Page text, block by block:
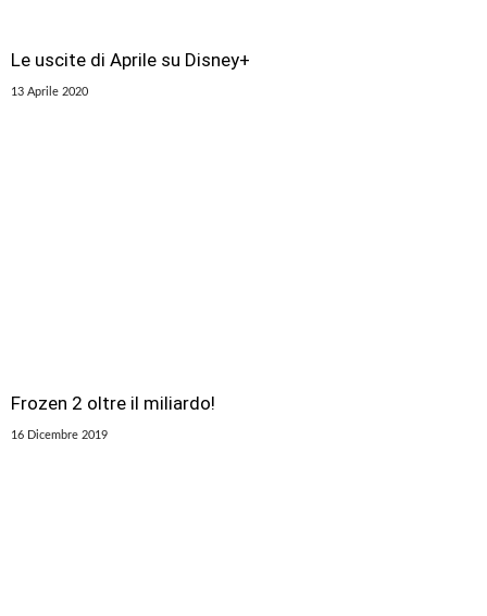
Le uscite di Aprile su Disney+
13 Aprile 2020
Frozen 2 oltre il miliardo!
16 Dicembre 2019